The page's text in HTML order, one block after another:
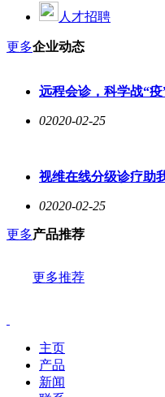
人才招聘
更多企业动态
远程会诊，科学战“
02020-02-25
视维在线分级诊疗助
02020-02-25
更多产品推荐
更多推荐
主页
产品
新闻